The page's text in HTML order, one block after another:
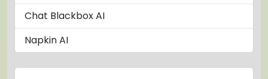
Chat Blackbox AI
Napkin AI